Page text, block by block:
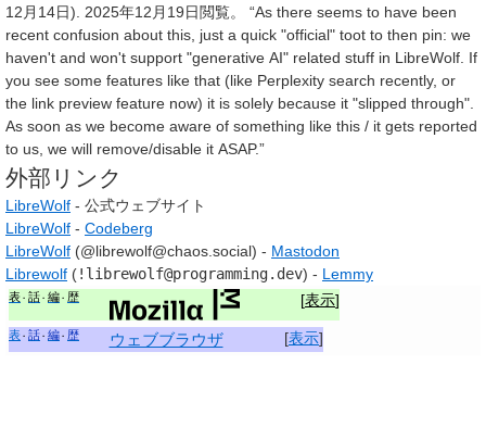
12月14日). 2025年12月19日閲覧。 “As there seems to have been
recent confusion about this, just a quick "official" toot to then pin: we
haven't and won't support "generative AI" related stuff in LibreWolf. If
you see some features like that (like Perplexity search recently, or
the link preview feature now) it is solely because it "slipped through".
As soon as we become aware of something like this / it gets reported
to us, we will remove/disable it ASAP.”
外部リンク
LibreWolf - 公式ウェブサイト
LibreWolf - Codeberg
LibreWolf (@librewolf@chaos.social) - Mastodon
Librewolf (!librewolf@programming.dev) - Lemmy
[表示]
表 話 編 歴
[表示]
表 話 編 歴 ウェブブラウザ